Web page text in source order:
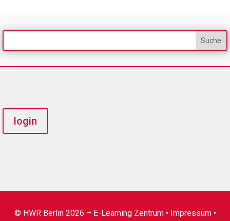
login
© HWR Berlin 2026 – E-Learning Zentrum • Impressum•